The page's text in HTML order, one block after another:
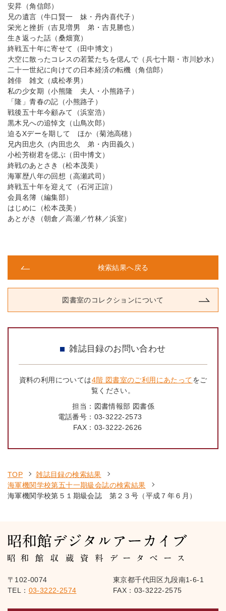
安昇（角信郎）
兄の遺言（牛口賢一 妹・丹内喜代子）
栄光と挫折（吉見増男 弟・吉見勝也）
生き返った話（桑畑寛）
終戦五十年に寄せて（田中博文）
大空に散ったコレスの若鷲たちを偲んで（兵七十期・市川妙水）
二十一世紀に向けての日本経済の転機（角信郎）
雑俳 雑文（成松孝男）
私の少女期（小熊隆 夫人・小熊路子）
「隆」青春の記（小熊路子）
戦後五十年今顧みて（浜室浩）
黒木兄への追悼文（山鳥次郎）
迫るXデーを期して ほか（菊池高穂）
兄内田忠久（内田忠久 弟・内田義久）
小松芳樹君を偲ぶ（田中博文）
終戦のあとさき（松本茂美）
海軍歴八年の回想（高瀬武司）
終戦五十年を迎えて（石河正諠）
会員名簿（編集部）
はじめに（松本茂美）
あとがき（朝倉／高瀬／竹林／浜室）
検索結果へ戻る
図書室のコレクションについて
雑誌目録のお問い合わせ
資料の利用については4階 図書室のご利用にあたってをご
覧ください。
担当： 図書情報部 図書係
電話番号： 03-3222-2573
FAX： 03-3222-2626
TOP
雑誌目録の検索結果
海軍機関学校第五十一期級会誌の検索結果
海軍機関学校第５１期級会誌 第２３号（平成７年６月）
〒102-0074
東京都千代田区九段南1-6-1
TEL： 03-3222-2574 FAX：03-3222-2575